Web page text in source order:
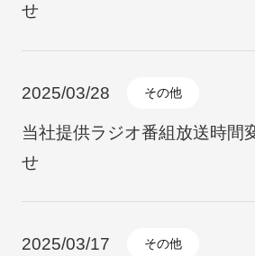
せ
2025/03/28 その他
当社提供ラジオ番組放送時間
せ
2025/03/17 その他